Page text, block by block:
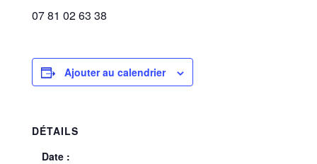
07 81 02 63 38
Ajouter au calendrier
DÉTAILS
Date :